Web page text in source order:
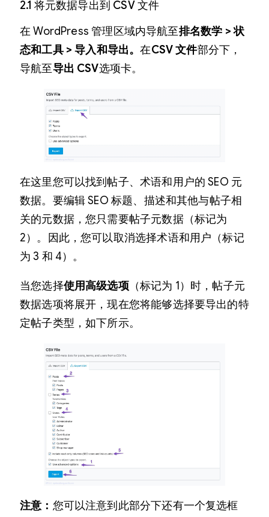
2.1 将元数据导出到 CSV 文件
在 WordPress 管理区域内导航至排名数学 > 状
态和工具 > 导入和导出。在CSV 文件部分下，
导航至导出 CSV选项卡。
在这里您可以找到帖子、术语和用户的 SEO 元
数据。要编辑 SEO 标题、描述和其他与帖子相
关的元数据，您只需要帖子元数据（标记为
2）。因此，您可以取消选择术语和用户（标记
为 3 和 4）。
当您选择使用高级选项（标记为 1）时，帖子元
数据选项将展开，现在您将能够选择要导出的特
定帖子类型，如下所示。
注意： 您可以注意到此部分下还有一个复选框